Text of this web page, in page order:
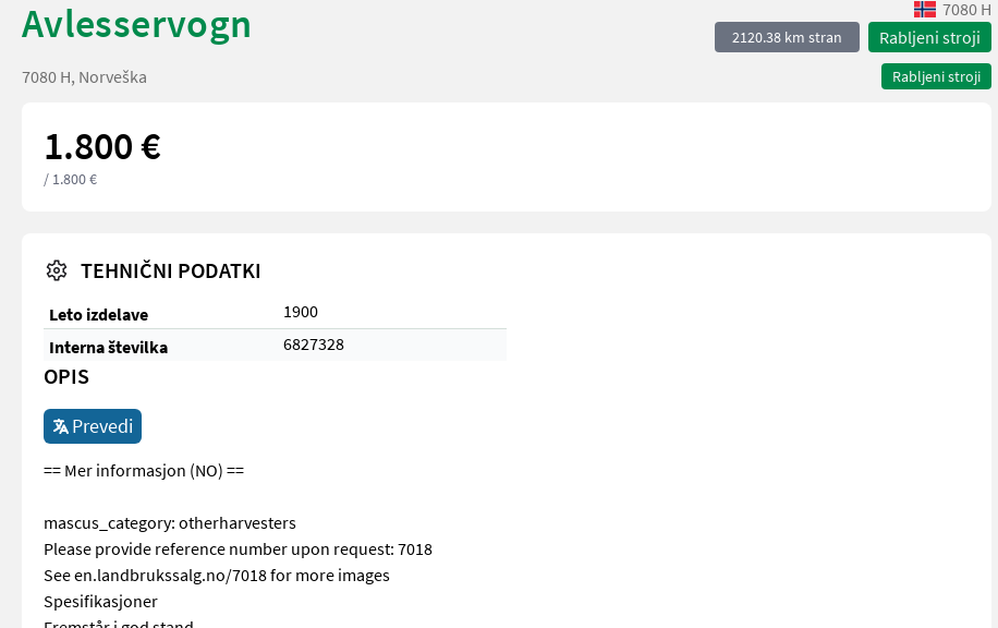
Avlesservogn 7080 H
2120.38 km stran Rabljeni stroji
Rabljeni stroji
7080 H, Norveška
1.800 €
/ 1.800 €
TEHNIČNI PODATKI
Leto izdelave
1900
Interna številka
6827328
OPIS
Prevedi
== Mer informasjon (NO) ==
mascus_category: otherharvesters
Please provide reference number upon request: 7018
See en.landbrukssalg.no/7018 for more images
Spesifikasjoner